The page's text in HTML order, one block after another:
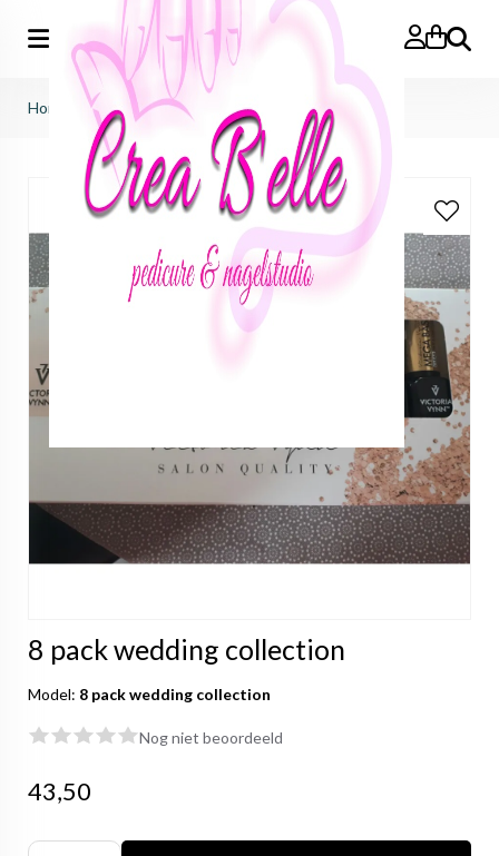
Zoeken
Home 8 pack wedding collection
8 pack wedding collection
Model: 8 pack wedding collection
Nog niet beoordeeld
43,50